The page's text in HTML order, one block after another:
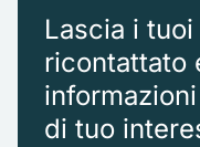
Lascia i
ricontattato
di tuo